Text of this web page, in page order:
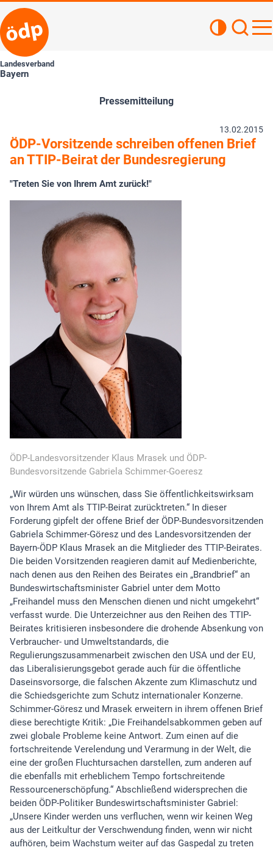
Landesverband
Bayern
Pressemitteilung
13.02.2015
ÖDP-Vorsitzende schreiben offenen Brief
an TTIP-Beirat der Bundesregierung
"Treten Sie von Ihrem Amt zurück!"
ÖDP-Landesvorsitzender Klaus Mrasek und ÖDP-
Bundesvorsitzende Gabriela Schimmer-Goeresz
„Wir würden uns wünschen, dass Sie öffentlichkeitswirksam
von Ihrem Amt als TTIP-Beirat zurücktreten.“ In dieser
Forderung gipfelt der offene Brief der ÖDP-Bundesvorsitzenden
Gabriela Schimmer-Göresz und des Landesvorsitzenden der
Bayern-ÖDP Klaus Mrasek an die Mitglieder des TTIP-Beirates.
Die beiden Vorsitzenden reagieren damit auf Medienberichte,
nach denen aus den Reihen des Beirates ein „Brandbrief“ an
Bundeswirtschaftsminister Gabriel unter dem Motto
„Freihandel muss den Menschen dienen und nicht umgekehrt“
verfasst wurde. Die Unterzeichner aus den Reihen des TTIP-
Beirates kritisieren insbesondere die drohende Absenkung von
Verbraucher- und Umweltstandards, die
Regulierungszusammenarbeit zwischen den USA und der EU,
das Liberalisierungsgebot gerade auch für die öffentliche
Daseinsvorsorge, die falschen Akzente zum Klimaschutz und
die Schiedsgerichte zum Schutz internationaler Konzerne.
Schimmer-Göresz und Mrasek erweitern in ihrem offenen Brief
diese berechtigte Kritik: „Die Freihandelsabkommen geben auf
zwei globale Probleme keine Antwort. Zum einen auf die
fortschreitende Verelendung und Verarmung in der Welt, die
eine der großen Fluchtursachen darstellen, zum anderen auf
die ebenfalls mit erheblichem Tempo fortschreitende
Ressourcenerschöpfung.“ Abschließend widersprechen die
beiden ÖDP-Politiker Bundeswirtschaftsminister Gabriel:
„Unsere Kinder werden uns verfluchen, wenn wir keinen Weg
aus der Leitkultur der Verschwendung finden, wenn wir nicht
aufhören, beim Wachstum weiter auf das Gaspedal zu treten